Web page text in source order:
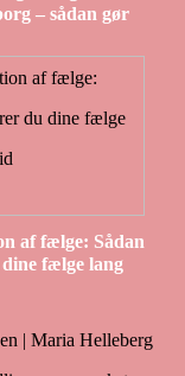
– sådan gør
af fælge: Sådan
fælge lang
| Maria Helleberg